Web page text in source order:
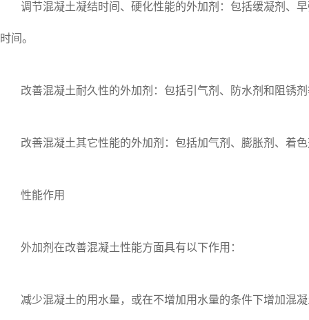
调节混凝土凝结时间、硬化性能的外加剂：包括缓凝剂、
时间。
改善混凝土耐久性的外加剂：包括引气剂、防水剂和阻锈
改善混凝土其它性能的外加剂：包括加气剂、膨胀剂、着
性能作用
外加剂在改善混凝土性能方面具有以下作用：
减少混凝土的用水量，或在不增加用水量的条件下增加混